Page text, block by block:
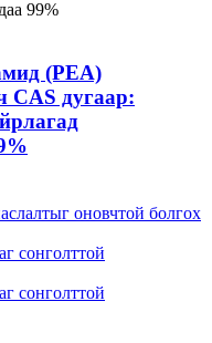
(PEA)
CAS дугаар:
оновчтой болгох
сонголттой
сонголттой